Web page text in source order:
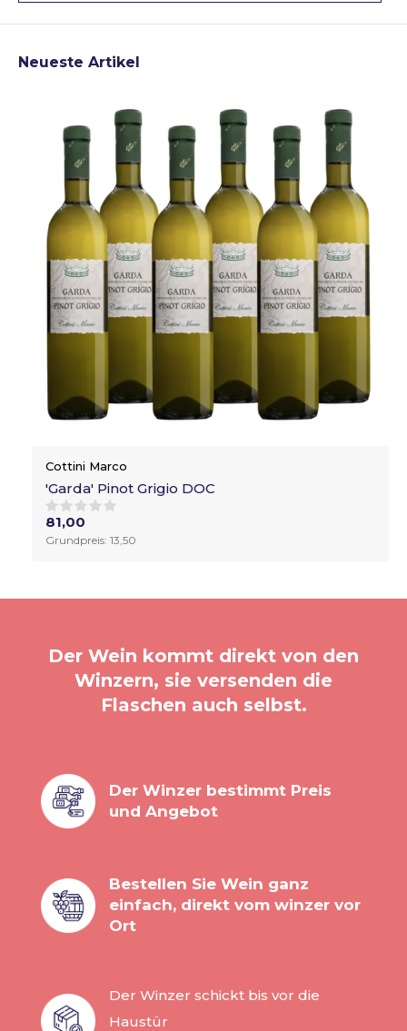
Neueste Artikel
Cottini Marco
'Garda' Pinot Grigio DOC
81,00
Grundpreis: 13,50
Der Wein kommt direkt von den
Winzern, sie versenden die
Flaschen auch selbst.
Der Winzer bestimmt Preis
und Angebot
Bestellen Sie Wein ganz
einfach, direkt vom winzer vor
Ort
Der Winzer schickt bis vor die
Haustür